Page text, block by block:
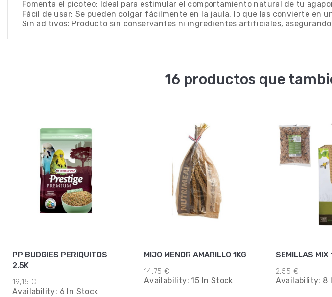
 Fomenta el picoteo: Ideal para estimular el comportamiento natural de tu
 Fácil de usar: Se pueden colgar fácilmente en la jaula, lo que las convierte en
 Sin aditivos: Producto sin conservantes ni ingredientes artificiales,
16 productos que
PP BUDGIES PERIQUITOS
2.5K
19,15 €
Availability: 6 In Stock
MIJO MENOR AMARILLO 1KG
14,75 €
Availability:15 In Stock
SEMILLAS MIX
2,55 €
Availability: 8